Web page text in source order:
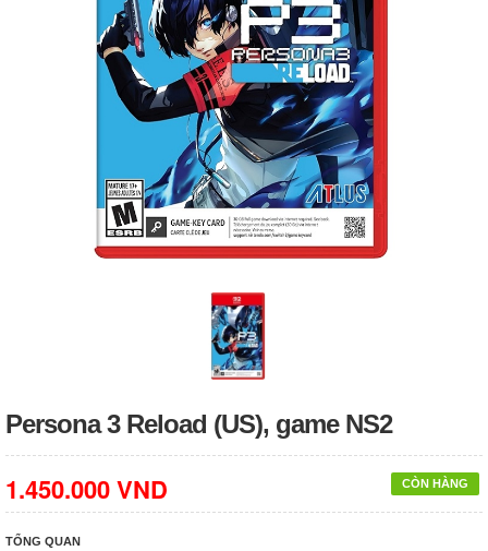
Persona 3 Reload (US), game NS2
CÒN HÀNG
1.450.000 VND
TỔNG QUAN